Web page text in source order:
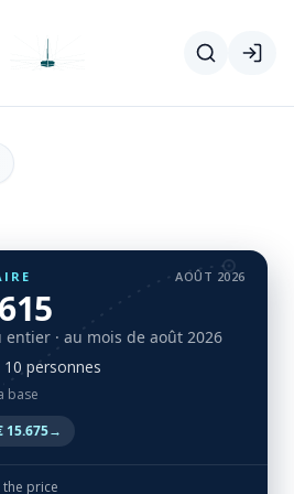
navigation
AOÛT 2026
entier · au mois de août 2026
personnes
base
15.675→
the price